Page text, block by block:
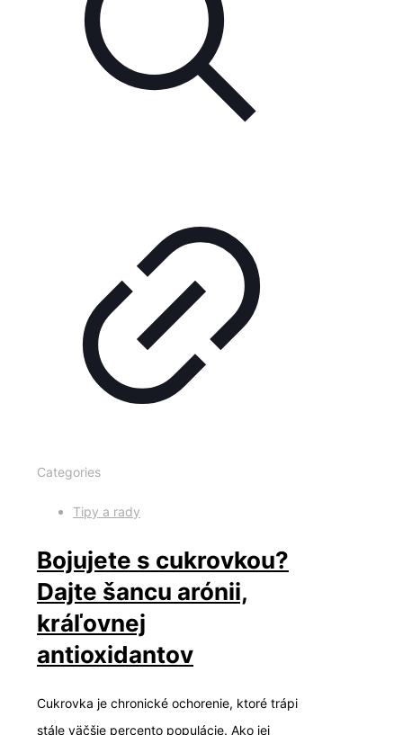
Categories
Tipy a rady
Bojujete s cukrovkou?
Dajte šancu arónii,
kráľovnej
antioxidantov
Cukrovka je chronické ochorenie, ktoré trápi
stále väčšie percento populácie. Ako jej